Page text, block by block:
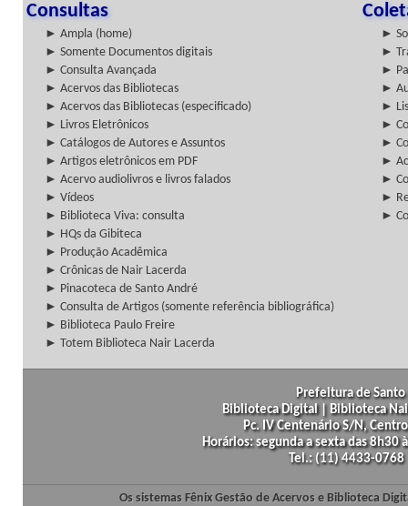
Consultas
► Ampla (home)
►
► Somente Documentos digitais
►
► Consulta Avançada
►
► Acervos das Bibliotecas
►
► Acervos das Bibliotecas (especificado)
►
► Livros Eletrônicos
►
► Catálogos de Autores e Assuntos
►
► Artigos eletrônicos em PDF
►
► Acervo audiolivros e livros falados
►
► Vídeos
►
► Biblioteca Viva: consulta
►
► HQs da Gibiteca
► Produção Acadêmica
► Crônicas de Nair Lacerda
► Pinacoteca de Santo André
► Consulta de Artigos (somente referência bibliográfica)
► Biblioteca Paulo Freire
► Totem Biblioteca Nair Lacerda
Prefeitura de
Biblioteca Digital | Biblioteca
Pc. IV Centenário S/N,
Horários: segunda a sexta das
Tel.: (11) 4433-
Os sistemas Fênix Gestão de Acervos e Biblioteca